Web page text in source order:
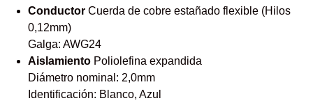
Conductor Cuerda de cobre estañado flexible (Hilos
0,12mm)
Galga: AWG24
Aislamiento Poliolefina expandida
Diámetro nominal: 2,0mm
Identificación: Blanco, Azul